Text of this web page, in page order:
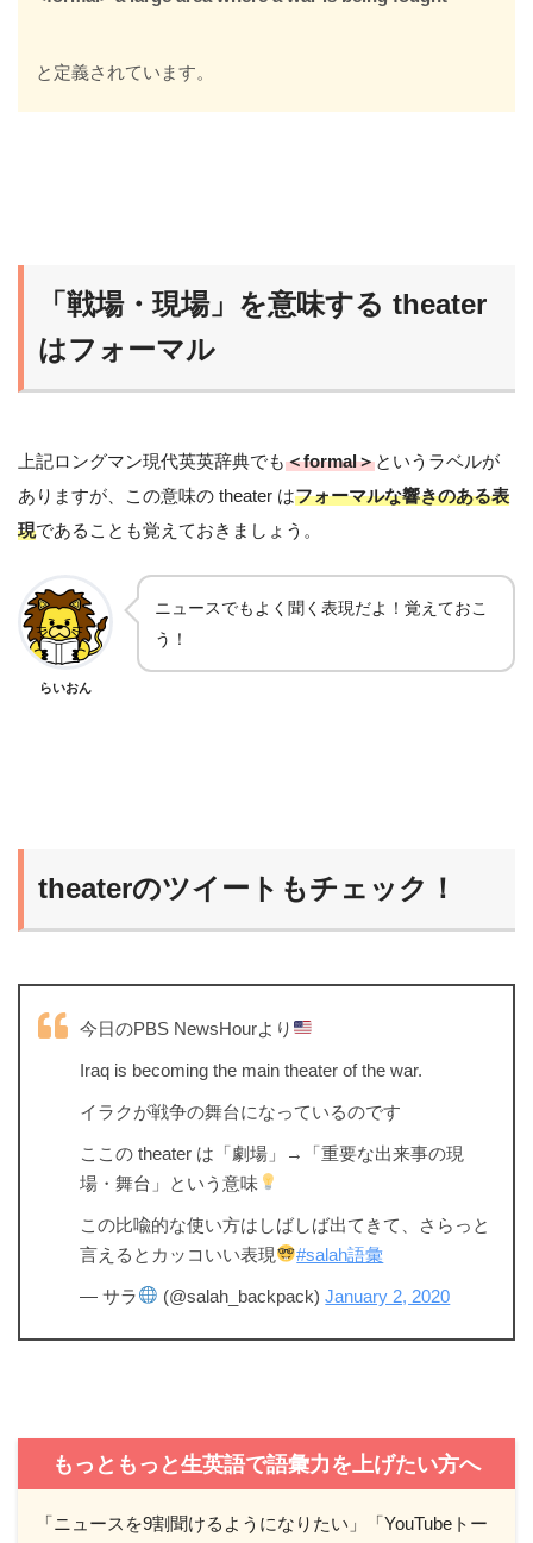
と定義されています。
「戦場・現場」を意味する theater
はフォーマル
上記ロングマン現代英英辞典でも＜formal＞というラベルが
ありますが、この意味の theater はフォーマルな響きのある表
現であることも覚えておきましょう。
らいおん
ニュースでもよく聞く表現だよ！覚えておこ
う！
theaterのツイートもチェック！
今日のPBS NewsHourより
Iraq is becoming the main theater of the war.
イラクが戦争の舞台になっているのです
ここの theater は「劇場」→「重要な出来事の現
場・舞台」という意味
この比喩的な使い方はしばしば出てきて、さらっと
言えるとカッコいい表現
#salah語彙
— サラ (@salah_backpack)January 2, 2020
もっともっと生英語で語彙力を上げたい方へ
「ニュースを9割聞けるようになりたい」「YouTubeトー